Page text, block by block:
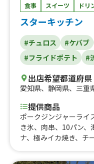
食事 スイーツ ドリ
スターキッチン
#チュロス #ケバブ
#フライドポテト
#
出店希望都道府県
愛知県、 静岡県、 三重
提供商品
ポークジンジャーライ
き氷、肉串、10パン
ナ、極みイカ焼き、チ